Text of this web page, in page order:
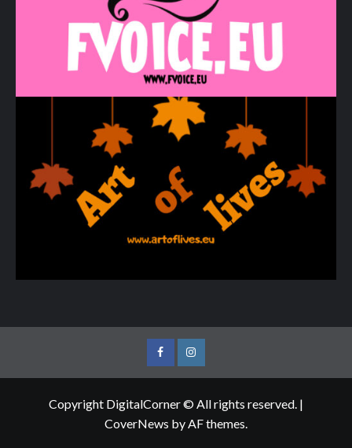
FacebookInstagram
Copyright DigitalCorner © All rights reserved. |
CoverNews by AF themes.